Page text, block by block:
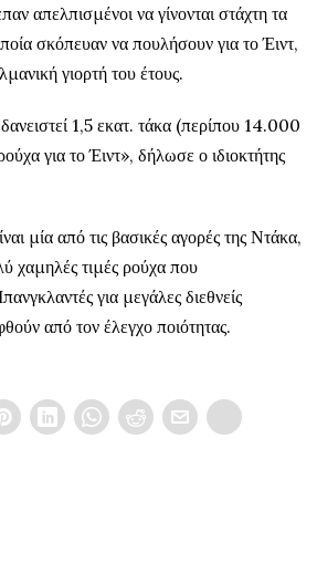
απελπισμένοι να γίνονται στάχτη τα
σκόπευαν να πουλήσουν για το Έιντ,
γιορτή του έτους.
1,5 εκατ. τάκα (περίπου 14.000
για το Έιντ», δήλωσε ο ιδιοκτήτης
μία από τις βασικές αγορές της Ντάκα,
χαμηλές τιμές ρούχα που
για μεγάλες διεθνείς
από τον έλεγχο ποιότητας.